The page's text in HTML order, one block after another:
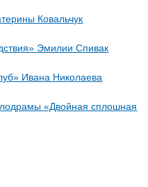
Ковальчук
Эмилии Спивак
Ивана Николаева
«Двойная сплошная